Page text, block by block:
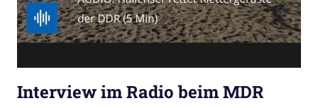
Interview im Radio beim MDR